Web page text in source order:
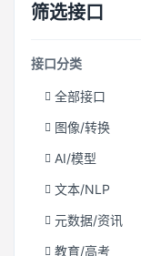
筛选接口
接口分类
全部接口
图像/转换
AI/模型
文本/NLP
元数据/资讯
教育/高考